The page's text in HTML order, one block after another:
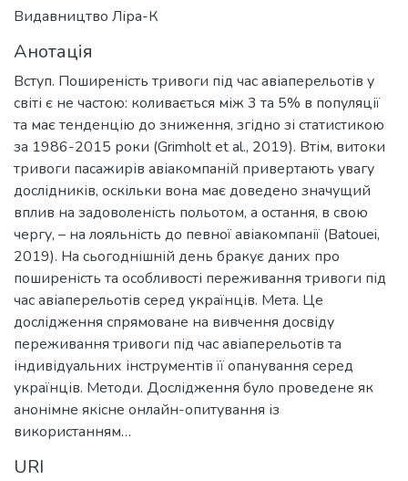
Видавництво Ліра-К
Анотація
Вступ. Поширеність тривоги під час авіаперельотів у
світі є не частою: коливається між 3 та 5% в популяції
та має тенденцію до зниження, згідно зі статистикою
за 1986-2015 роки (Grimholt et al., 2019). Втім, витоки
тривоги пасажирів авіакомпаній привертають увагу
дослідників, оскільки вона має доведено значущий
вплив на задоволеність польотом, а остання, в свою
чергу, – на лояльність до певної авіакомпанії (Batouei,
2019). На сьогоднішній день бракує даних про
поширеність та особливості переживання тривоги під
час авіаперельотів серед українців. Мета. Це
дослідження спрямоване на вивчення досвіду
переживання тривоги під час авіаперельотів та
індивідуальних інструментів її опанування серед
українців. Методи. Дослідження було проведене як
анонімне якісне онлайн-опитування із
використанням…
URI